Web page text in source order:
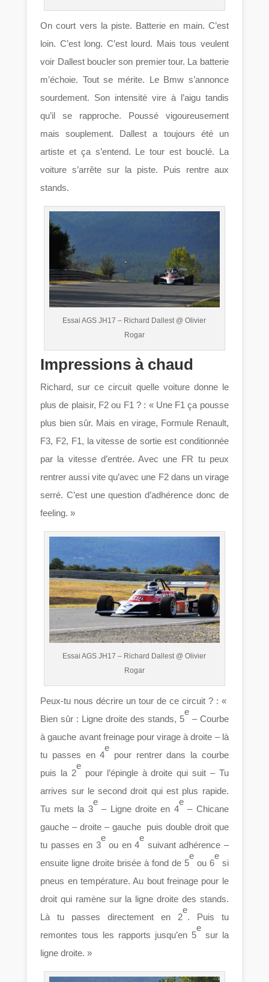
On court vers la piste. Batterie en main. C’est
loin. C’est long. C’est lourd. Mais tous veulent
voir Dallest boucler son premier tour. La batterie
m’échoie. Tout se mérite. Le Bmw s’annonce
sourdement. Son intensité vire à l’aigu tandis
qu’il se rapproche. Poussé vigoureusement
mais souplement. Dallest a toujours été un
artiste et ça s’entend. Le tour est bouclé. La
voiture s’arrête sur la piste. Puis rentre aux
stands.
Essai AGS JH17 – Richard Dallest @ Olivier
Rogar
Impressions à chaud
Richard, sur ce circuit quelle voiture donne le
plus de plaisir, F2 ou F1 ? : « Une F1 ça pousse
plus bien sûr. Mais en virage, Formule Renault,
F3, F2, F1, la vitesse de sortie est conditionnée
par la vitesse d’entrée. Avec une FR tu peux
rentrer aussi vite qu’avec une F2 dans un virage
serré. C’est une question d’adhérence donc de
feeling. »
Essai AGS JH17 – Richard Dallest @ Olivier
Rogar
Peux-tu nous décrire un tour de ce circuit ? : «
Bien sûr : Ligne droite des stands, 5
e
– Courbe
à gauche avant freinage pour virage à droite – là
tu passes en 4
e
pour rentrer dans la courbe
puis la 2
e
pour l’épingle à droite qui suit – Tu
arrives sur le second droit qui est plus rapide.
Tu mets la 3
e
– Ligne droite en 4
e
– Chicane
gauche – droite – gauche puis double droit que
tu passes en 3
e
ou en 4
e
suivant adhérence –
ensuite ligne droite brisée à fond de 5
e
ou 6
e
si
pneus en température. Au bout freinage pour le
droit qui ramène sur la ligne droite des stands.
Là tu passes directement en 2
e
. Puis tu
remontes tous les rapports jusqu’en 5
e
sur la
ligne droite. »